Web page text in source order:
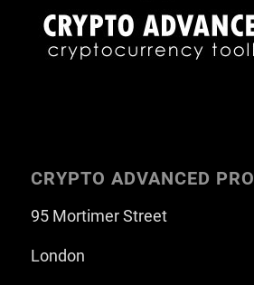
CRYPTO ADVANCED PRO
95 Mortimer Street
London